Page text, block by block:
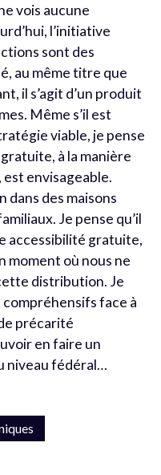
vois aucune
l’initiative
sont des
au même titre que
il s’agit d’un produit
Même s’il est
viable, je pense
à la manière
envisageable.
dans des maisons
Je pense qu’il
accessibilité gratuite,
moment où nous ne
distribution. Je
compréhensifs face à
précarité
en faire un
niveau fédéral…